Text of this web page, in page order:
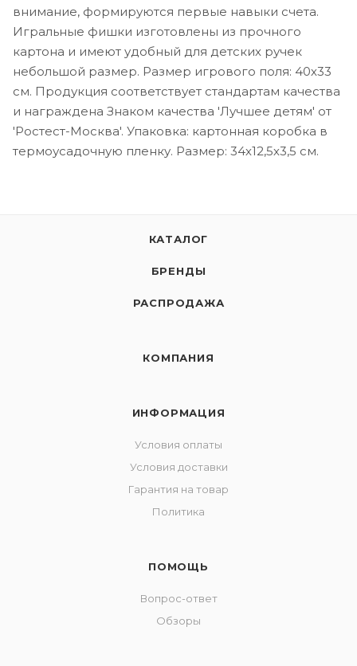
внимание, формируются первые навыки счета.
Игральные фишки изготовлены из прочного
картона и имеют удобный для детских ручек
небольшой размер. Размер игрового поля: 40х33
см. Продукция соответствует стандартам качества
и награждена Знаком качества 'Лучшее детям' от
'Ростест-Москва'. Упаковка: картонная коробка в
термоусадочную пленку. Размер: 34х12,5х3,5 см.
КАТАЛОГ
БРЕНДЫ
РАСПРОДАЖА
КОМПАНИЯ
ИНФОРМАЦИЯ
Условия оплаты
Условия доставки
Гарантия на товар
Политика
ПОМОЩЬ
Вопрос-ответ
Обзоры